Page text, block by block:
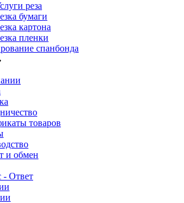
реза
бумаги
картона
пленки
спанбонда
товаров
и обмен
- Ответ